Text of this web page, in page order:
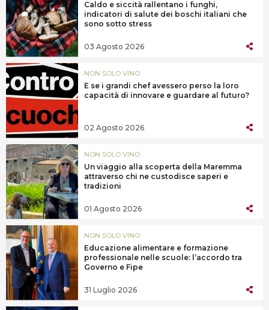
Caldo e siccità rallentano i funghi,
indicatori di salute dei boschi italiani che
sono sotto stress
03 Agosto 2026
NON SOLO VINO
E se i grandi chef avessero perso la loro
capacità di innovare e guardare al futuro?
02 Agosto 2026
NON SOLO VINO
Un viaggio alla scoperta della Maremma
attraverso chi ne custodisce saperi e
tradizioni
01 Agosto 2026
NON SOLO VINO
Educazione alimentare e formazione
professionale nelle scuole: l’accordo tra
Governo e Fipe
31 Luglio 2026